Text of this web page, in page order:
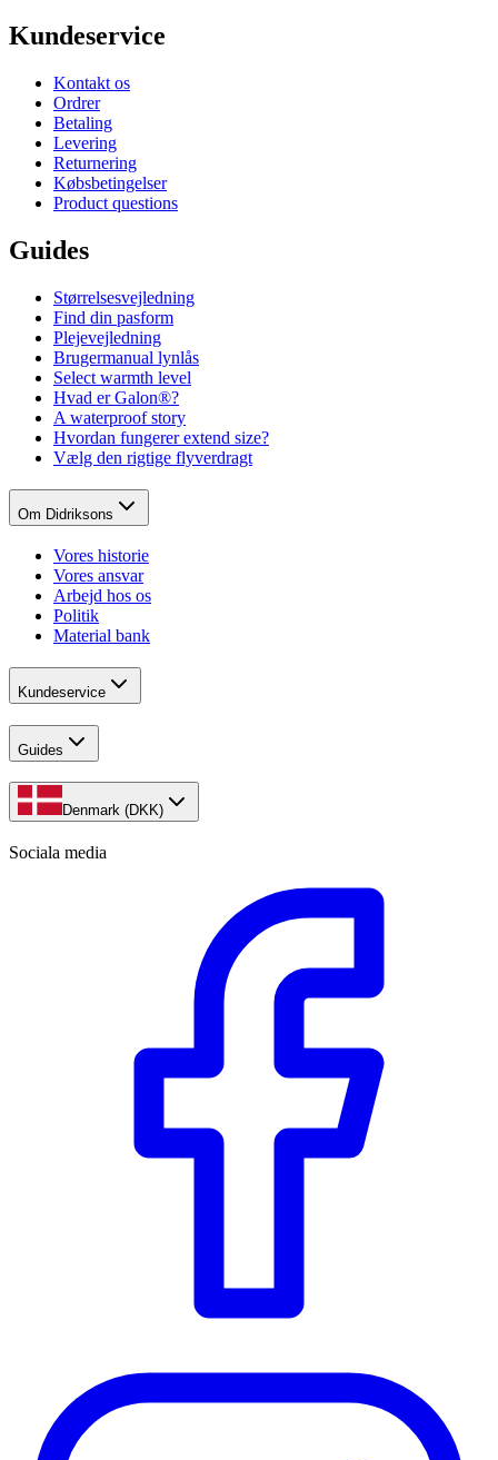
Kundeservice
Kontakt os
Ordrer
Betaling
Levering
Returnering
Købsbetingelser
Product questions
Guides
Størrelsesvejledning
Find din pasform
Plejevejledning
Brugermanual lynlås
Select warmth level
Hvad er Galon®?
A waterproof story
Hvordan fungerer extend size?
Vælg den rigtige flyverdragt
Om Didriksons
Vores historie
Vores ansvar
Arbejd hos os
Politik
Material bank
Kundeservice
Guides
Denmark (DKK)
Sociala media